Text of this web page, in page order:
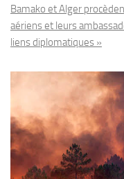
Bamako et Alger
aériens et leurs
liens diplomatiques »